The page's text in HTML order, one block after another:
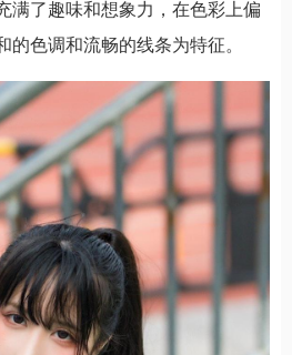
满了趣味和想象力，在色彩上偏
的色调和流畅的线条为特征。